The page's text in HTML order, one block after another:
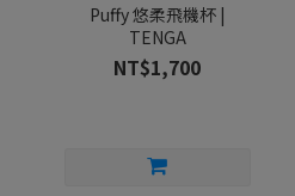
Puffy 悠柔飛機杯 |
TENGA
NT$1,700